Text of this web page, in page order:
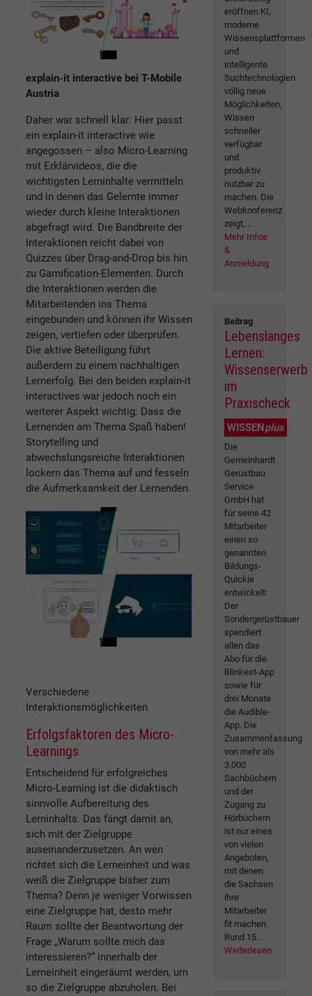
explain-it interactive bei T-Mobile
Austria
Daher war schnell klar: Hier passt
ein explain-it interactive wie
angegossen – also Micro-Learning
mit Erklärvideos, die die
wichtigsten Lerninhalte vermitteln
und in denen das Gelernte immer
wieder durch kleine Interaktionen
abgefragt wird. Die Bandbreite der
Interaktionen reicht dabei von
Quizzes über Drag-and-Drop bis hin
zu Gamification-Elementen. Durch
die Interaktionen werden die
Mitarbeitenden ins Thema
eingebunden und können ihr Wissen
zeigen, vertiefen oder überprüfen.
Die aktive Beteiligung führt
außerdem zu einem nachhaltigen
Lernerfolg. Bei den beiden explain-it
interactives war jedoch noch ein
weiterer Aspekt wichtig: Dass die
Lernenden am Thema Spaß haben!
Storytelling und
abwechslungsreiche Interaktionen
lockern das Thema auf und fesseln
die Aufmerksamkeit der Lernenden.
Verschiedene
Interaktionsmöglichkeiten
Erfolgsfaktoren des Micro-
Learnings
Entscheidend für erfolgreiches
Micro-Learning ist die didaktisch
sinnvolle Aufbereitung des
Lerninhalts. Das fängt damit an,
sich mit der Zielgruppe
auseinanderzusetzen. An wen
richtet sich die Lerneinheit und was
weiß die Zielgruppe bisher zum
Thema? Denn je weniger Vorwissen
eine Zielgruppe hat, desto mehr
Raum sollte der Beantwortung der
Frage „Warum sollte mich das
interessieren?“ innerhalb der
Lerneinheit eingeräumt werden, um
so die Zielgruppe abzuholen. Bei
eröffnen KI,
moderne
Wissensplattformen
und
intelligente
Suchtechnologien
völlig neue
Möglichkeiten,
Wissen
schneller
verfügbar
und
produktiv
nutzbar zu
machen. Die
Webkonferenz
zeigt,...
Mehr Infos
&
Anmeldung
Beitrag
Lebenslanges
Lernen:
Wissenserwerb
im
Praxischeck
WISSENplus
Die
Gemeinhardt
Gerüstbau
Service
GmbH hat
für seine 42
Mitarbeiter
einen so
genannten
Bildungs-
Quickie
entwickelt:
Der
Sondergerüstbauer
spendiert
allen das
Abo für die
Blinkest-App
sowie für
drei Monate
die Audible-
App. Die
Zusammenfassung
von mehr als
3.000
Sachbüchern
und der
Zugang zu
Hörbüchern
ist nur eines
von vielen
Angeboten,
mit denen
die Sachsen
ihre
Mitarbeiter
fit machen.
Rund 15...
Weiterlesen